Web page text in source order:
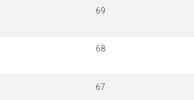
69
68
67